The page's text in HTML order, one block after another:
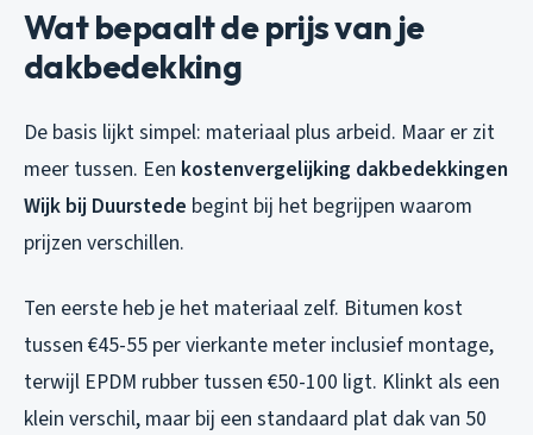
Wat bepaalt de prijs van je
dakbedekking
De basis lijkt simpel: materiaal plus arbeid. Maar er zit
meer tussen. Een kostenvergelijking dakbedekkingen
Wijk bij Duurstede begint bij het begrijpen waarom
prijzen verschillen.
Ten eerste heb je het materiaal zelf. Bitumen kost
tussen €45-55 per vierkante meter inclusief montage,
terwijl EPDM rubber tussen €50-100 ligt. Klinkt als een
klein verschil, maar bij een standaard plat dak van 50